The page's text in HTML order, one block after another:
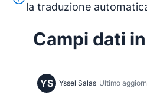
la traduzione
Campi dati
YS Yssel Salas Ultimo